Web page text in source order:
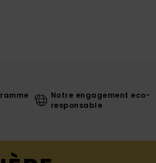
Notre engagement eco-
responsable